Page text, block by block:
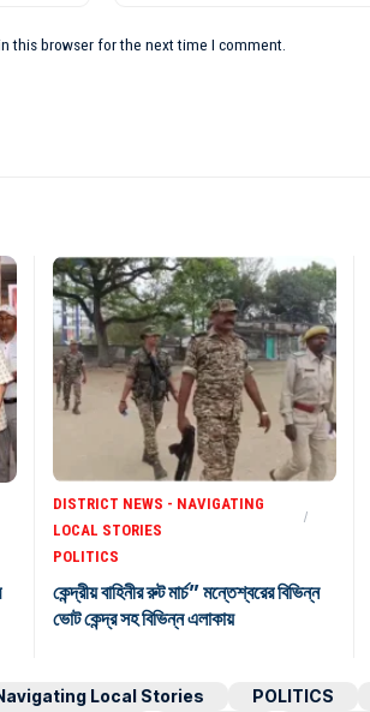
this browser for the next time I comment.
DISTRICT NEWS - NAVIGATING
LOCAL STORIES
POLITICS
কেন্দ্রীয় বাহিনীর রুট মার্চ” মন্তেশ্বরের বিভিন্ন
ভোট কেন্দ্র সহ বিভিন্ন এলাকায়
Local Stories POLITICS